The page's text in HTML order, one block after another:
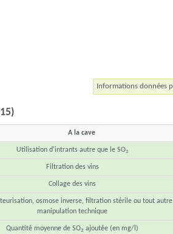
Informations données
A la cave
Utilisation d'intrants autre que le SO2
Filtration des vins
Collage des vins
osmose inverse, filtration stérile ou tout autre
manipulation technique
Quantité moyenne de SO2 ajoutée (en mg/l)